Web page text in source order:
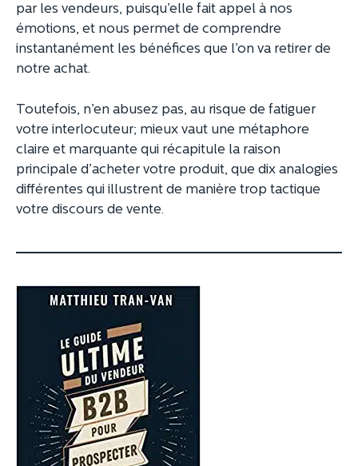
par les vendeurs, puisqu’elle fait appel à nos
émotions, et nous permet de comprendre
instantanément les bénéfices que l’on va retirer de
notre achat.
Toutefois, n’en abusez pas, au risque de fatiguer
votre interlocuteur; mieux vaut une métaphore
claire et marquante qui récapitule la raison
principale d’acheter votre produit, que dix analogies
différentes qui illustrent de manière trop tactique
votre discours de vente.